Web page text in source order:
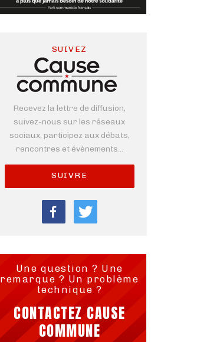
SUIVEZ
Recevez la lettre de diffusion,
suivez-nous sur les réseaux
sociaux, participez aux débats,
rencontres et évènements...
SUIVRE
Une question ? Une
remarque ? Un problème
technique ?
CONTACTEZ CAUSE
COMMUNE